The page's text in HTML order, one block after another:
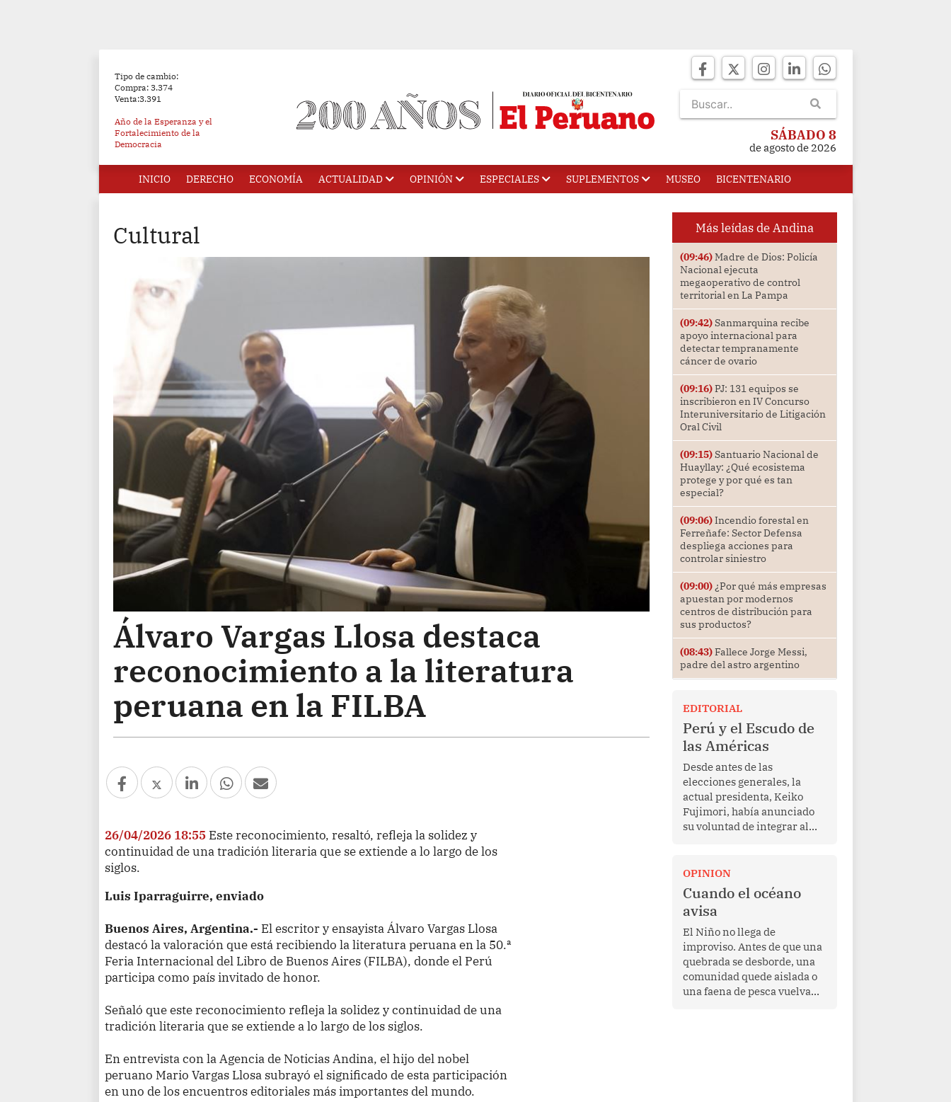
Tipo de cambio:
Compra: 3.374
Venta:3.391
Año de la Esperanza y el
Fortalecimiento de la
Democracia
SÁBADO 8
de agosto de 2026
INICIO DERECHO ECONOMÍA ACTUALIDAD OPINIÓN ESPECIALES SUPLEMENTOS MUSEO BICENTENARIO
Cultural
Álvaro Vargas Llosa destaca
reconocimiento a la literatura
peruana en la FILBA
26/04/2026 18:55 Este reconocimiento, resaltó, refleja la solidez y
continuidad de una tradición literaria que se extiende a lo largo de los
siglos.
Luis Iparraguirre, enviado
Buenos Aires, Argentina.- El escritor y ensayista Álvaro Vargas Llosa
destacó la valoración que está recibiendo la literatura peruana en la 50.ª
Feria Internacional del Libro de Buenos Aires (FILBA), donde el Perú
participa como país invitado de honor.
Señaló que este reconocimiento refleja la solidez y continuidad de una
tradición literaria que se extiende a lo largo de los siglos.
En entrevista con la Agencia de Noticias Andina, el hijo del nobel
peruano Mario Vargas Llosa subrayó el significado de esta participación
en uno de los encuentros editoriales más importantes del mundo.
Más leídas de Andina
(09:46)Madre de Dios: Policía
Nacional ejecuta
megaoperativo de control
territorial en La Pampa
(09:42)Sanmarquina recibe
apoyo internacional para
detectar tempranamente
cáncer de ovario
(09:16)PJ: 131 equipos se
inscribieron en IV Concurso
Interuniversitario de Litigación
Oral Civil
(09:15)Santuario Nacional de
Huayllay: ¿Qué ecosistema
protege y por qué es tan
especial?
(09:06)Incendio forestal en
Ferreñafe: Sector Defensa
despliega acciones para
controlar siniestro
(09:00)¿Por qué más empresas
apuestan por modernos
centros de distribución para
sus productos?
(08:43)Fallece Jorge Messi,
padre del astro argentino
EDITORIAL
Perú y el Escudo de
las Américas
Desde antes de las
elecciones generales, la
actual presidenta, Keiko
Fujimori, había anunciado
su voluntad de integrar al
en marzo de este año por el
mandatario estadounidense
Donald Trump, con el fin de
enfrentar al crimen
transnacional organizado y
al tráfico de drogas.
OPINION
Cuando el océano
avisa
El Niño no llega de
improviso. Antes de que una
quebrada se desborde, una
comunidad quede aislada o
una faena de pesca vuelva